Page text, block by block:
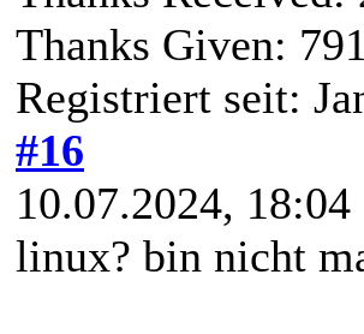
Thanks Given: 791
Registriert seit:
#16
10.07.2024, 18:04
linux? bin nicht